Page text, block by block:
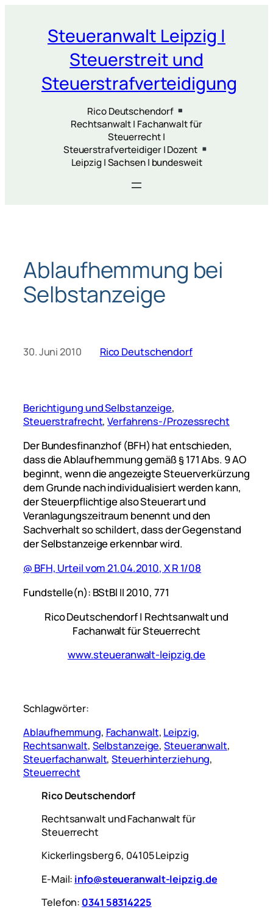
springenSteueranwalt Leipzig |
Steuerstreit und
Steuerstrafverteidigung
Rico Deutschendorf
Rechtsanwalt | Fachanwalt für
Steuerrecht |
Steuerstrafverteidiger | Dozent
Leipzig | Sachsen | bundesweit
Ablaufhemmung bei
Selbstanzeige
30. Juni 2010 Rico Deutschendorf
Berichtigung und Selbstanzeige
Steuerstrafrecht, Verfahrens-/Prozessrecht
Der Bundesfinanzhof (BFH) hat entschieden,
dass die Ablaufhemmung gemäß § 171 Abs. 9 AO
beginnt, wenn die angezeigte Steuerverkürzung
dem Grunde nach individualisiert werden kann,
der Steuerpflichtige also Steuerart und
Veranlagungszeitraum benennt und den
Sachverhalt so schildert, dass der Gegenstand
der Selbstanzeige erkennbar wird.
@ BFH, Urteil vom 21.04.2010, X R 1/08
Fundstelle(n): BStBl II 2010, 771
Rico Deutschendorf | Rechtsanwalt und
Fachanwalt für Steuerrecht
www.steueranwalt-leipzig.de
Schlagwörter:
Ablaufhemmung, Fachanwalt, Leipzig
Rechtsanwalt, Selbstanzeige, Steueranwalt
Steuerfachanwalt, Steuerhinterziehung
Steuerrecht
Rico Deutschendorf
Rechtsanwalt und Fachanwalt für
Steuerrecht
Kickerlingsberg 6, 04105 Leipzig
E-Mail: info@steueranwalt-leipzig.de
Telefon: 0341 58314225